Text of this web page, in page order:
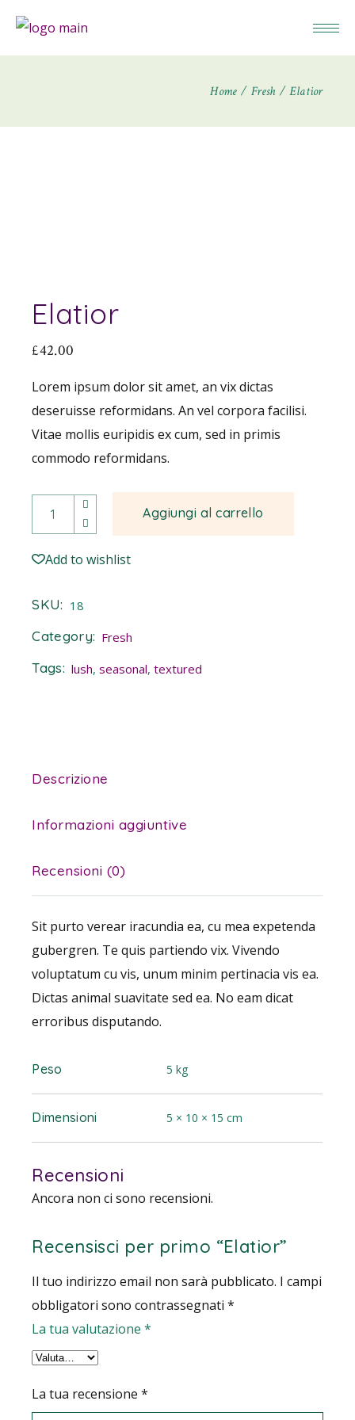
Home Fresh Elatior
Elatior
£42.00
Lorem ipsum dolor sit amet, an vix dictas
deseruisse reformidans. An vel corpora facilisi.
Vitae mollis euripidis ex cum, sed in primis
commodo reformidans.
Elatior quantity
Aggiungi al carrello
Add to wishlist
SKU: 18
Category: Fresh
Tags: lush,seasonal,textured
Descrizione
Informazioni aggiuntive
Recensioni (0)
Sit purto verear iracundia ea, cu mea expetenda
gubergren. Te quis partiendo vix. Vivendo
voluptatum cu vis, unum minim pertinacia vis ea.
Dictas animal suavitate sed ea. No eam dicat
erroribus disputando.
Peso 5 kg
Dimensioni 5 × 10 × 15 cm
Recensioni
Ancora non ci sono recensioni.
Recensisci per primo “Elatior”
Il tuo indirizzo email non sarà pubblicato. I campi
obbligatori sono contrassegnati*
La tua valutazione*
La tua recensione*